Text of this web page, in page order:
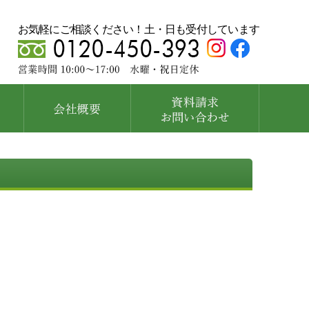
お気軽にご相談ください！土・日も受付しています